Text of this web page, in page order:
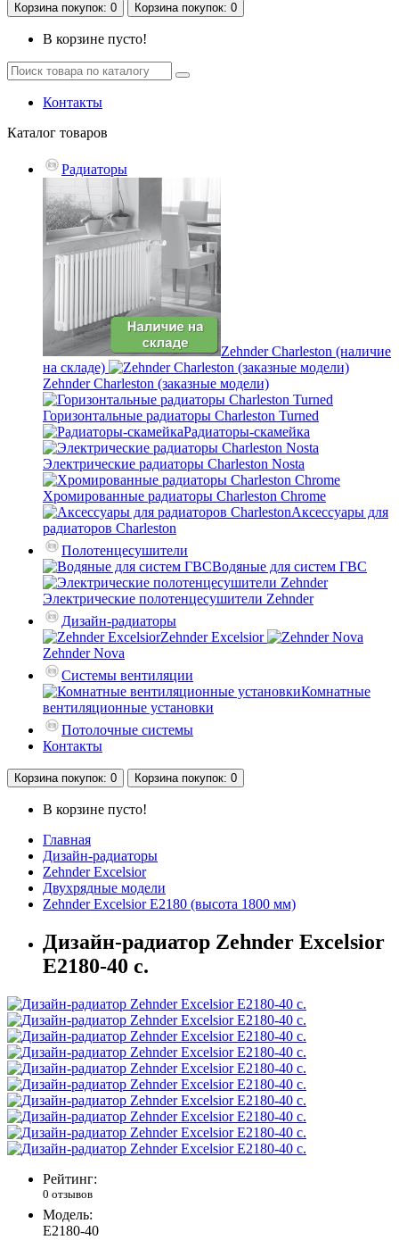
Корзинапокупок: 0 Корзинапокупок: 0
В корзине пусто!
Контакты
Каталог товаров
Радиаторы
Zehnder Charleston (наличие
на складе)
Zehnder Charleston (заказные модели)
Горизонтальные радиаторы Charleston Turned
Радиаторы-скамейка
Электрические радиаторы Charleston Nosta
Хромированные радиаторы Charleston Chrome
Аксессуары для
радиаторов Charleston
Полотенцесушители
Водяные для систем ГВС
Электрические полотенцесушители Zehnder
Дизайн-радиаторы
Zehnder Excelsior
Zehnder Nova
Системы вентиляции
Комнатные
вентиляционные установки
Потолочные системы
Контакты
Корзинапокупок: 0 Корзинапокупок: 0
В корзине пусто!
Главная
Дизайн-радиаторы
Zehnder Excelsior
Двухрядные модели
Zehnder Excelsior E2180 (высота 1800 мм)
Дизайн-радиатор Zehnder Excelsior
E2180-40 с.
Рейтинг:
0 отзывов
Модель:
E2180-40